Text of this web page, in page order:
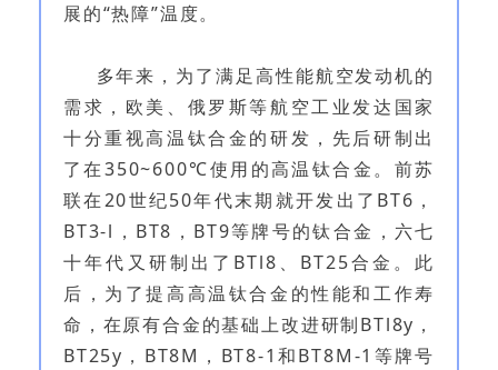
展的“热障”温度。
多年来，为了满足高性能航空发动机的
需求，欧美、俄罗斯等航空工业发达国家
十分重视高温钛合金的研发，先后研制出
了在350~600℃使用的高温钛合金。前苏
联在20世纪50年代末期就开发出了BT6，
BT3-l，BT8，BT9等牌号的钛合金，六七
十年代又研制出了BTl8、BT25合金。此
后，为了提高高温钛合金的性能和工作寿
命，在原有合金的基础上改进研制BTl8y，
BT25y，BT8M，BT8-1和BT8M-1等牌号